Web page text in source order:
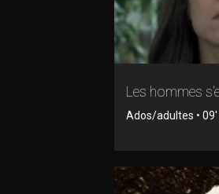
Les hommes
Ados/adultes • 09'